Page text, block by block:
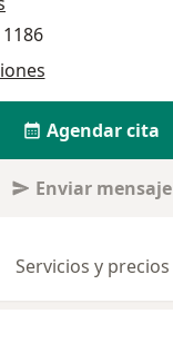
Agendar cita
Enviar mensaje
Servicios y precios